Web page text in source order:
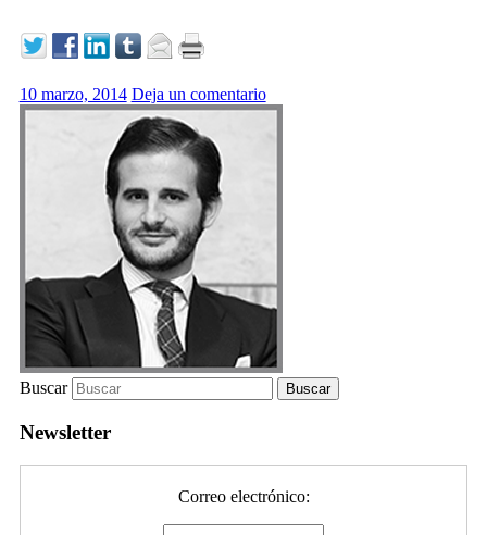
10 marzo, 2014 Deja un comentario
Buscar
Newsletter
Correo electrónico: